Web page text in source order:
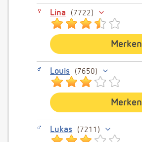
Lina 7722
Merken
Louis 7650
Merken
Lukas 7211